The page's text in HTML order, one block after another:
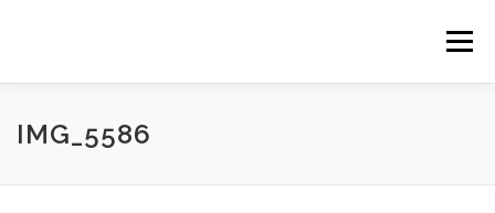
Menu
IMG_5586